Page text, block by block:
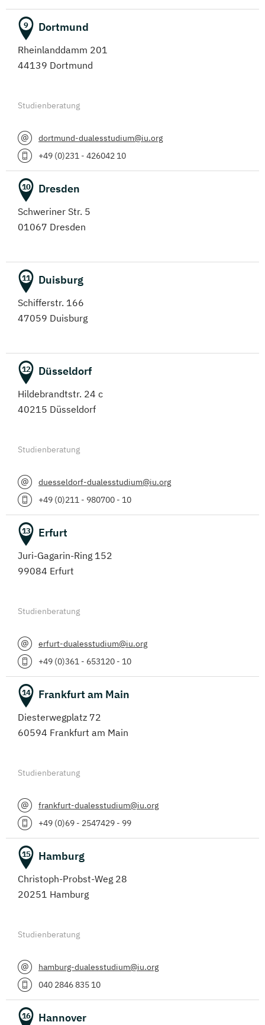
9 Dortmund
Rheinlanddamm 201
44139 Dortmund
Studienberatung
dortmund-dualesstudium@iu.org
+49 (0)231 - 426042 10
10 Dresden
Schweriner Str. 5
01067 Dresden
11 Duisburg
Schifferstr. 166
47059 Duisburg
12 Düsseldorf
Hildebrandtstr. 24 c
40215 Düsseldorf
Studienberatung
duesseldorf-dualesstudium@iu.org
+49 (0)211 - 980700 - 10
13 Erfurt
Juri-Gagarin-Ring 152
99084 Erfurt
Studienberatung
erfurt-dualesstudium@iu.org
+49 (0)361 - 653120 - 10
14 Frankfurt am Main
Diesterwegplatz 72
60594 Frankfurt am Main
Studienberatung
frankfurt-dualesstudium@iu.org
+49 (0)69 - 2547429 - 99
15 Hamburg
Christoph-Probst-Weg 28
20251 Hamburg
Studienberatung
hamburg-dualesstudium@iu.org
040 2846 835 10
16 Hannover